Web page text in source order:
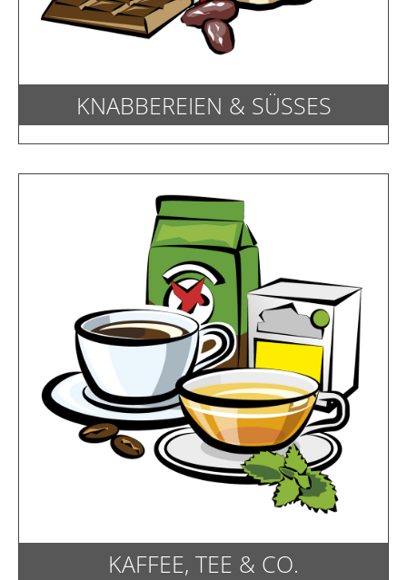
KNABBEREIEN & SÜSSES
KAFFEE, TEE & CO.